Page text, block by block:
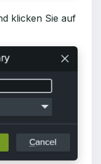
klicken Sie auf